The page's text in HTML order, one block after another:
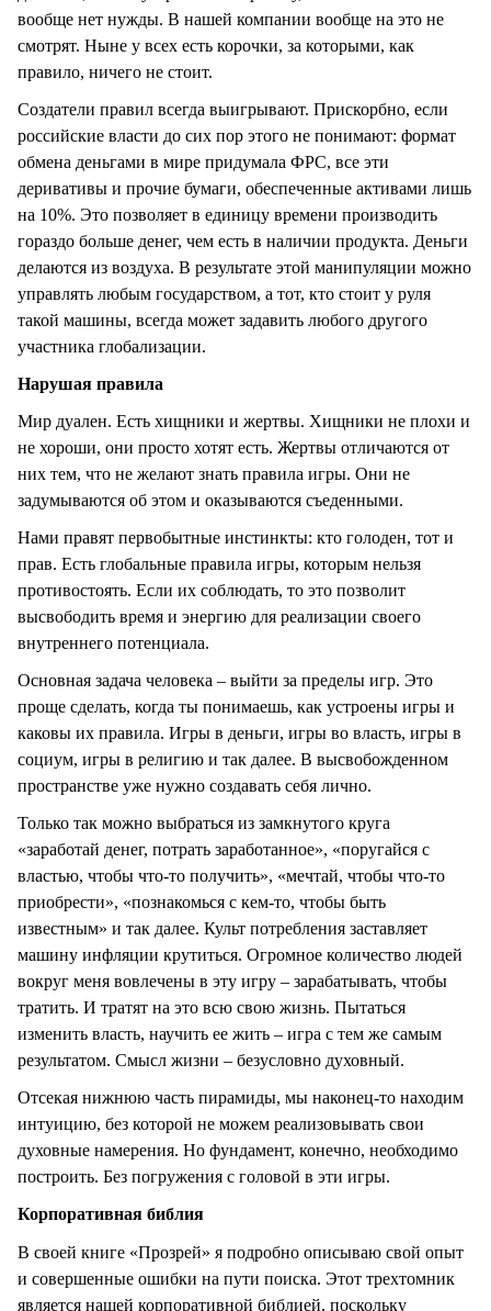
вообще нет нужды. В нашей компании вообще на это не
смотрят. Ныне у всех есть корочки, за которыми, как
правило, ничего не стоит.
Создатели правил всегда выигрывают. Прискорбно, если
российские власти до сих пор этого не понимают: формат
обмена деньгами в мире придумала ФРС, все эти
деривативы и прочие бумаги, обеспеченные активами лишь
на 10%. Это позволяет в единицу времени производить
гораздо больше денег, чем есть в наличии продукта. Деньги
делаются из воздуха. В результате этой манипуляции можно
управлять любым государством, а тот, кто стоит у руля
такой машины, всегда может задавить любого другого
участника глобализации.
Нарушая правила
Мир дуален. Есть хищники и жертвы. Хищники не плохи и
не хороши, они просто хотят есть. Жертвы отличаются от
них тем, что не желают знать правила игры. Они не
задумываются об этом и оказываются съеденными.
Нами правят первобытные инстинкты: кто голоден, тот и
прав. Есть глобальные правила игры, которым нельзя
противостоять. Если их соблюдать, то это позволит
высвободить время и энергию для реализации своего
внутреннего потенциала.
Основная задача человека – выйти за пределы игр. Это
проще сделать, когда ты понимаешь, как устроены игры и
каковы их правила. Игры в деньги, игры во власть, игры в
социум, игры в религию и так далее. В высвобожденном
пространстве уже нужно создавать себя лично.
Только так можно выбраться из замкнутого круга
«заработай денег, потрать заработанное», «поругайся с
властью, чтобы что-то получить», «мечтай, чтобы что-то
приобрести», «познакомься с кем-то, чтобы быть
известным» и так далее. Культ потребления заставляет
машину инфляции крутиться. Огромное количество людей
вокруг меня вовлечены в эту игру – зарабатывать, чтобы
тратить. И тратят на это всю свою жизнь. Пытаться
изменить власть, научить ее жить – игра с тем же самым
результатом. Смысл жизни – безусловно духовный.
Отсекая нижнюю часть пирамиды, мы наконец-то находим
интуицию, без которой не можем реализовывать свои
духовные намерения. Но фундамент, конечно, необходимо
построить. Без погружения с головой в эти игры.
Корпоративная библия
В своей книге «Прозрей» я подробно описываю свой опыт
и совершенные ошибки на пути поиска. Этот трехтомник
является нашей корпоративной библией, поскольку